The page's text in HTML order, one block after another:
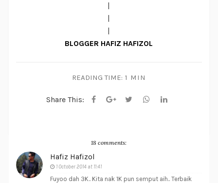
|
|
|
BLOGGER HAFIZ HAFIZOL
READING TIME: 1 MIN
Share This:
18 comments:
Hafiz Hafizol
1 October 2014 at 11:41
Fuyoo dah 3K.. Kita nak 1K pun semput aih.. Terbaik